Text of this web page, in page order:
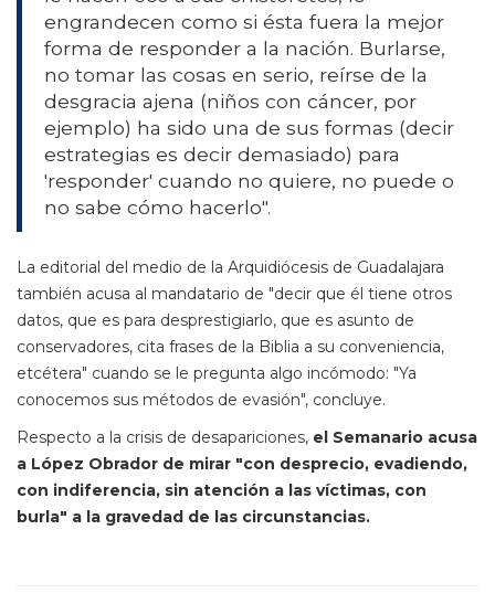
engrandecen como si ésta fuera la mejor
forma de responder a la nación. Burlarse,
no tomar las cosas en serio, reírse de la
desgracia ajena (niños con cáncer, por
ejemplo) ha sido una de sus formas (decir
estrategias es decir demasiado) para
'responder' cuando no quiere, no puede o
no sabe cómo hacerlo".
La editorial del medio de la Arquidiócesis de Guadalajara
también acusa al mandatario de "decir que él tiene otros
datos, que es para desprestigiarlo, que es asunto de
conservadores, cita frases de la Biblia a su conveniencia,
etcétera" cuando se le pregunta algo incómodo: "Ya
conocemos sus métodos de evasión", concluye.
Respecto a la crisis de desapariciones, el Semanario acusa
a López Obrador de mirar "con desprecio, evadiendo,
con indiferencia, sin atención a las víctimas, con
burla" a la gravedad de las circunstancias.